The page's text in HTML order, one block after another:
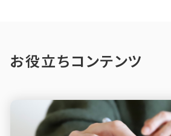
お役立ちコンテンツ